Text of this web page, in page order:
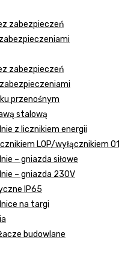
zabezpieczeń
zabezpieczeń
przenośnym
stalową
z licznikiem energii
LOP/wyłącznikiem 01
– gniazda siłowe
– gniazda 230V
IP65
na targi
budowlane